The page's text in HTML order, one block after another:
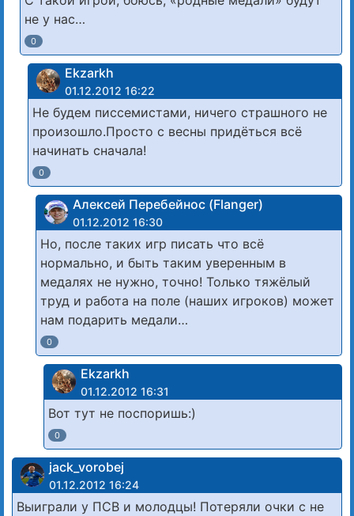
не у нас…
0
Ekzarkh
01.12.2012 16:22
Не будем писсемистами, ничего страшного не
произошло.Просто с весны придёться всё
начинать сначала!
0
Алексей Перебейнос (Flanger)
01.12.2012 16:30
Но, после таких игр писать что всё
нормально, и быть таким уверенным в
медалях не нужно, точно! Только тяжёлый
труд и работа на поле (наших игроков) может
нам подарить медали…
0
Ekzarkh
01.12.2012 16:31
Вот тут не поспоришь:)
0
jack_vorobej
01.12.2012 16:24
Выиграли у ПСВ и молодцы! Потеряли очки с не